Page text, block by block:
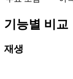
기능별 비교
재생